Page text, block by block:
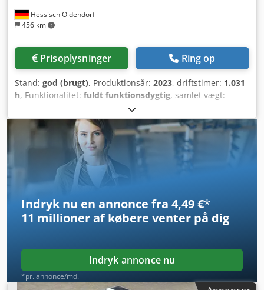
Hessisch Oldendorf
456 km
Prisoplysninger Ring op
Stand: god (brugt), Produktionsår: 2023, driftstimer: 1.031
h, Funktionalitet: fuldt funktionsdygtig, samlet vægt:
, Bredde på bånd: 1.200 mm Båndlængde: 30.500
mm Dimensioner i arbejdsstilling: 28.219 x 2.489 x 12.268
mm (L x B x H) Aflæsningshøjde ved 22° hældning: 12.268
mm Dcjdpfx Afjyw Hlue Esk Motorfabrikant: Cat C2.8
Driftsvægt: 18.999 kg Transportdimensioner: 16.078 x 2.489
x 3.149 mm (L x B x H) Motorydelse: 55 kW Kapacitet: ca.
700 t/t
Indryk nu en annonce fra 4,49 €*
11 millioner af købere venter på dig
Indryk annonce nu
*pr. annonce/md.